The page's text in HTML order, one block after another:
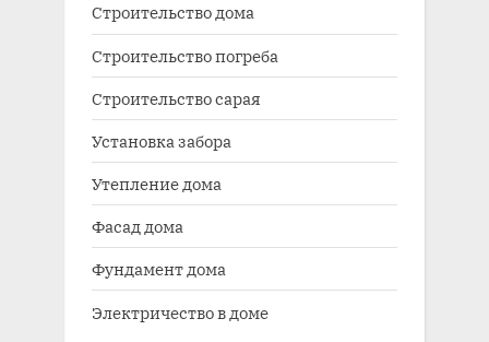
Строительство дома
Строительство погреба
Строительство сарая
Установка забора
Утепление дома
Фасад дома
Фундамент дома
Электричество в доме